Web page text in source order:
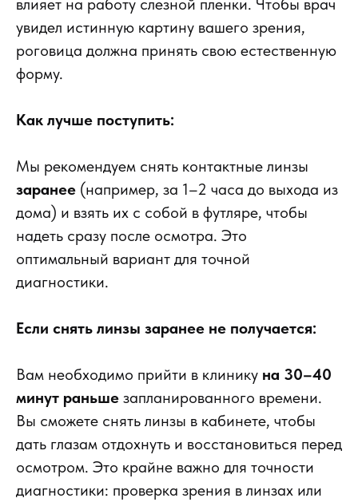
влияет на работу слезной пленки. Чтобы врач
увидел истинную картину вашего зрения,
роговица должна принять свою естественную
форму.
Как лучше поступить:
Мы рекомендуем снять контактные линзы
заранее (например, за 1–2 часа до выхода из
дома) и взять их с собой в футляре, чтобы
надеть сразу после осмотра. Это
оптимальный вариант для точной
диагностики.
Если снять линзы заранее не получается:
Вам необходимо прийти в клинику на 30–40
минут раньше запланированного времени.
Вы сможете снять линзы в кабинете, чтобы
дать глазам отдохнуть и восстановиться перед
осмотром. Это крайне важно для точности
диагностики: проверка зрения в линзах или